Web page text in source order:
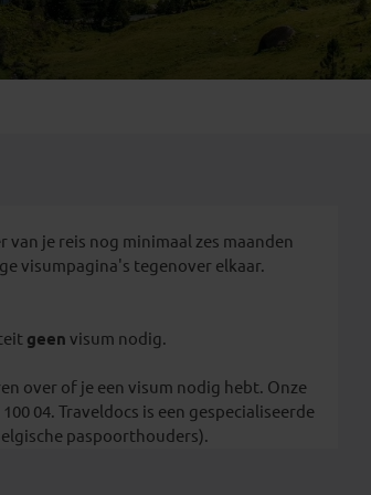
je reis nog minimaal zes maanden
visumpagina's tegenover elkaar.
geen visum nodig.
over of je een visum nodig hebt. Onze
04. Traveldocs is een gespecialiseerde
paspoorthouders).